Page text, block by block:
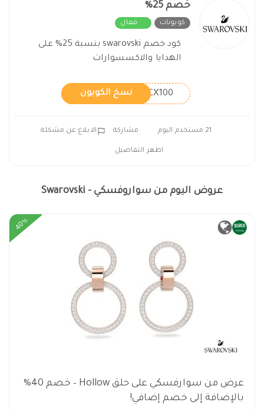
خصم 25%
كوبونات فعال
كود خصم swarovski بنسبة 25% على
الهدايا والاكسسوارات
CX100 نسخ الكوبون
21 مستخدم اليوم مشاركة الابلاغ عن مشكلة
اظهر التفاصيل
عروض اليوم من سواروفسكي - Swarovski
40%
عرض من سوارفسكي على حلق Hollow – خصم 40%
بالإضافة إلى خصم إضافي!